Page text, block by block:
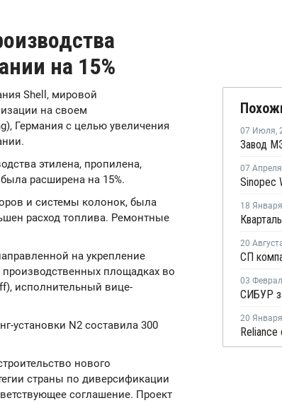
на 15%
Shell, мировой
на своем
Германия с целью увеличения
этилена, пропилена,
расширена на 15%.
и системы колонок, была
расход топлива. Ремонтные
на укрепление
производственных площадках во
исполнительный вице-
установки N2 составила 300
нового
страны по диверсификации
соглашение. Проект
07 Июля,
07 Апреля
18 Января
20
03
20 Января